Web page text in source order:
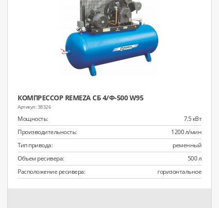
КОМПРЕССОР REMEZA СБ 4/Ф-500 W95
38326
Мощность:
7.5 кВт
Производительность:
1200 л/мин
Тип привода:
ременный
Объем ресивера:
500 л
Расположение ресивера:
горизонтальное